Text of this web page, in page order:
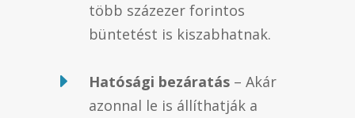
több százezer forintos
büntetést is kiszabhatnak.
E Hatósági bezáratás– Akár
azonnal le is állíthatják a